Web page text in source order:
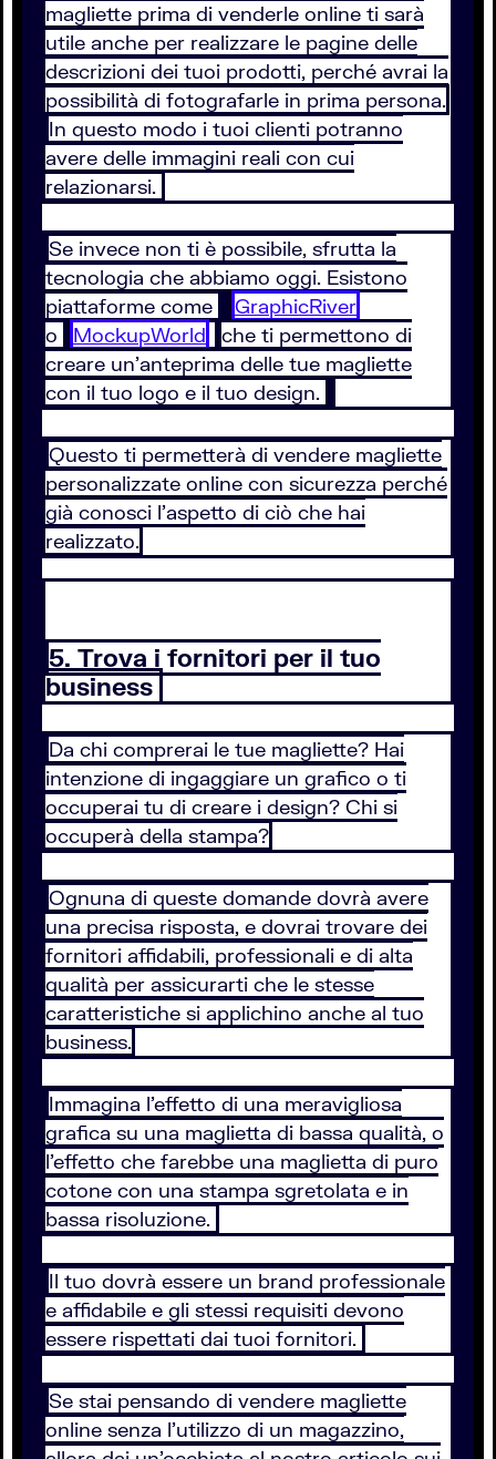
magliette prima di venderle online ti sarà
utile anche per realizzare le pagine delle
descrizioni dei tuoi prodotti, perché avrai la
possibilità di fotografarle in prima persona.
In questo modo i tuoi clienti potranno
avere delle immagini reali con cui
relazionarsi.
Se invece non ti è possibile, sfrutta la
tecnologia che abbiamo oggi. Esistono
piattaforme come
GraphicRiver
o
MockupWorld
che ti permettono di
creare un'anteprima delle tue magliette
con il tuo logo e il tuo design.
Questo ti permetterà di vendere magliette
personalizzate online con sicurezza perché
già conosci l'aspetto di ciò che hai
realizzato.
5. Trova i fornitori per il tuo
business
Da chi comprerai le tue magliette? Hai
intenzione di ingaggiare un grafico o ti
occuperai tu di creare i design? Chi si
occuperà della stampa?
Ognuna di queste domande dovrà avere
una precisa risposta, e dovrai trovare dei
fornitori affidabili, professionali e di alta
qualità per assicurarti che le stesse
caratteristiche si applichino anche al tuo
business.
Immagina l’effetto di una meravigliosa
grafica su una maglietta di bassa qualità, o
l’effetto che farebbe una maglietta di puro
cotone con una stampa sgretolata e in
bassa risoluzione.
Il tuo dovrà essere un brand professionale
e affidabile e gli stessi requisiti devono
essere rispettati dai tuoi fornitori.
Se stai pensando di vendere magliette
online senza l'utilizzo di un magazzino,